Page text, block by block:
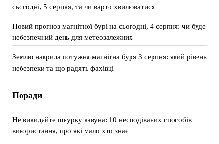
сьогодні, 5 серпня, та чи варто хвилюватися
Новий прогноз магнітної бурі на сьогодні, 4 серпня: чи буде
небезпечний день для метеозалежних
Землю накрила потужна магнітна буря 3 серпня: який рівень
небезпеки та що радять фахівці
Поради
Не викидайте шкурку кавуна: 10 несподіваних способів
використання, про які мало хто знає